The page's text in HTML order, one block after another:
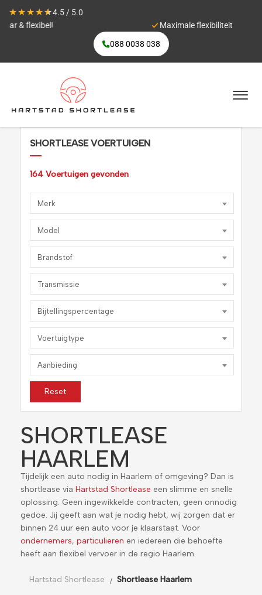
★★★★★4.5 / 5.0
Maximale flexibiliteit
088 0038 038
SHORTLEASE VOERTUIGEN
164 Voertuigen gevonden
Merk
Model
Brandstof
Transmissie
Bijtellingspercentage
Voertuigtype
Aanbieding
Reset
SHORTLEASE
HAARLEM
Tijdelijk een auto nodig in Haarlem of omgeving? Dan is
shortlease via Hartstad Shortlease een slimme en snelle
oplossing. Geen ingewikkelde contracten, geen onnodig
gedoe. Jij geeft aan wat je nodig hebt, wij zorgen dat er
binnen 24 uur een auto voor je klaarstaat. Voor
ondernemers, particulieren en iedereen die behoefte
heeft aan flexibel vervoer in de regio Haarlem.
Hartstad Shortlease Shortlease Haarlem